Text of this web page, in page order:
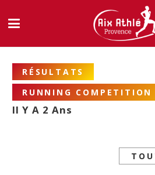
RÉSULTATS
RUNNING COMPETITION
Il Y A 2 Ans